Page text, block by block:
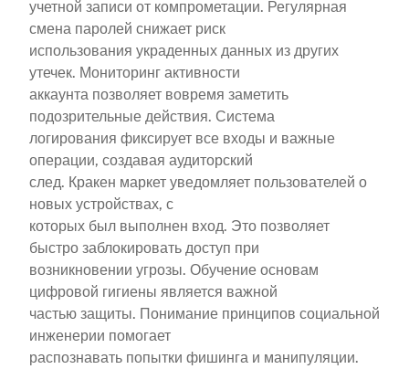
учетной записи от компрометации. Регулярная
смена паролей снижает риск
использования украденных данных из других
утечек. Мониторинг активности
аккаунта позволяет вовремя заметить
подозрительные действия. Система
логирования фиксирует все входы и важные
операции, создавая аудиторский
след. Кракен маркет уведомляет пользователей о
новых устройствах, с
которых был выполнен вход. Это позволяет
быстро заблокировать доступ при
возникновении угрозы. Обучение основам
цифровой гигиены является важной
частью защиты. Понимание принципов социальной
инженерии помогает
распознавать попытки фишинга и манипуляции.